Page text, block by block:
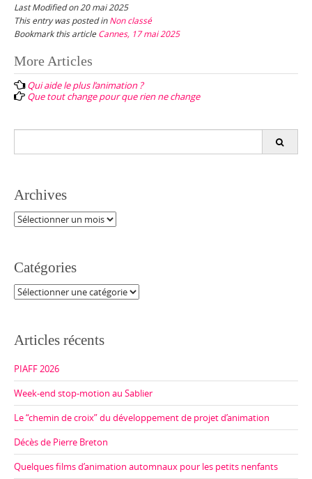
Last Modified on 20 mai 2025
This entry was posted inNon classé
Bookmark this article Cannes, 17 mai 2025
Post
navigation
More Articles
Qui aide le plus l’animation ?
Que tout change pour que rien ne change
Archives
Archives
Catégories
Catégories
Articles récents
PIAFF 2026
Week-end stop-motion au Sablier
Le “chemin de croix” du développement de projet d’animation
Décès de Pierre Breton
Quelques films d’animation automnaux pour les petits nenfants